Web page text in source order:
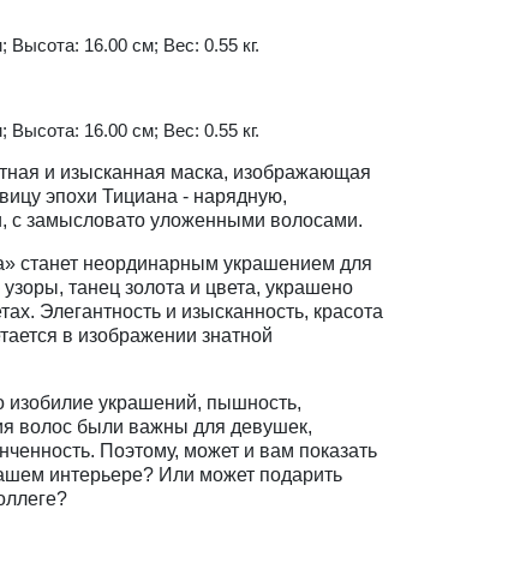
16.00 см; Вес: 0.55 кг.
16.00 см; Вес: 0.55 кг.
и изысканная маска, изображающая
эпохи Тициана - нарядную,
с замысловато уложенными волосами.
станет неординарным украшением для
танец золота и цвета, украшено
Элегантность и изысканность, красота
в изображении знатной
изобилие украшений, пышность,
волос были важны для девушек,
Поэтому, может и вам показать
интерьере? Или может подарить